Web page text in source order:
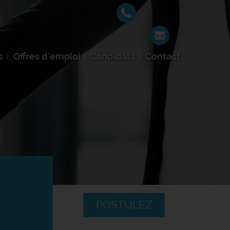
Offres d'emploi Candidats Contact
POSTULEZ